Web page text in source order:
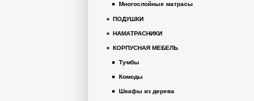
Многослойные матрасы
ПОДУШКИ
НАМАТРАСНИКИ
КОРПУСНАЯ МЕБЕЛЬ
Тумбы
Комоды
Шкафы из дерева